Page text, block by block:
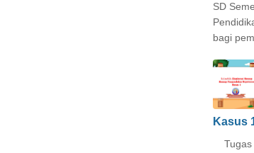
SD
bagi
Kasus
Tugas